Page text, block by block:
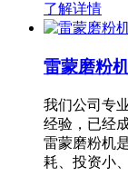
了解详情
雷蒙磨粉
我们公司专
经验，已经
雷蒙磨粉机
耗、投资小